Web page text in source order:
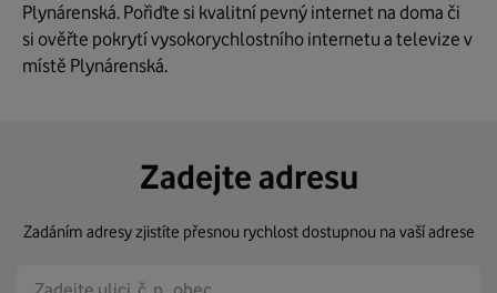
Plynárenská. Pořiďte si kvalitní pevný internet na doma či
si ověřte pokrytí vysokorychlostního internetu a televize v
místě Plynárenská.
Zadejte adresu
Zadáním adresy zjistíte přesnou rychlost dostupnou na vaší adrese